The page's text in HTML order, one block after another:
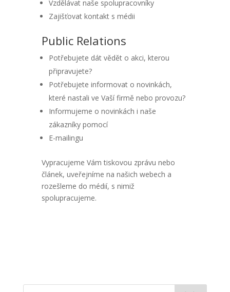
Vzdělávat naše spolupracovníky
Zajišťovat kontakt s médii
Public Relations
Potřebujete dát vědět o akci, kterou
připravujete?
Potřebujete informovat o novinkách,
které nastali ve Vaší firmě nebo provozu?
Informujeme o novinkách i naše
zákazníky pomocí
E-mailingu
Vypracujeme Vám tiskovou zprávu nebo
článek, uveřejníme na našich webech a
rozešleme do médií, s nimiž
spolupracujeme.